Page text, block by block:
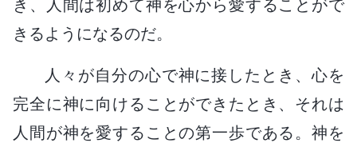
き、人間は初めて神を心から愛することがで
きるようになるのだ。
人々が自分の心で神に接したとき、心を
完全に神に向けることができたとき、それは
人間が神を愛することの第一歩である。神を